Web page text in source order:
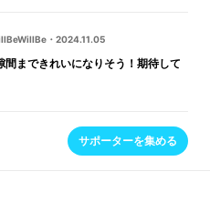
・ 2024.11.05
まできれいになりそう！期待して
サポーターを集める